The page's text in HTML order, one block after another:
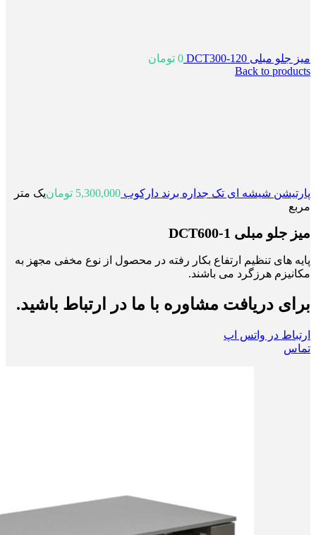
میز جلو مبلی 120-DCT300 0 تومان
Back to products
پارتیشن شیشه ای تک جداره برند دارکوب 5,300,000 تومانیک متر
مربع
میز جلو مبلی 1-DCT600
پایه های تنظیم ارتفاع بکار رفته در محصول از نوع مخفی مجهز به
مکانیزم هرزگرد می باشند.
برای دریافت مشاوره با ما در ارتباط باشید.
ارتباط در واتس اپ
تماس